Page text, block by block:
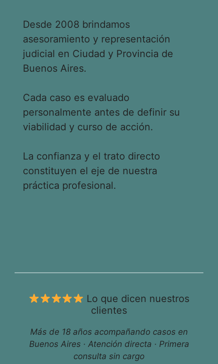
Desde 2008 brindamos
asesoramiento y representación
judicial en Ciudad y Provincia de
Buenos Aires.
Cada caso es evaluado
personalmente antes de definir su
viabilidad y curso de acción.
La confianza y el trato directo
constituyen el eje de nuestra
práctica profesional.
Lo que dicen nuestros
clientes
Más de 18 años acompañando casos en
Buenos Aires · Atención directa · Primera
consulta sin cargo